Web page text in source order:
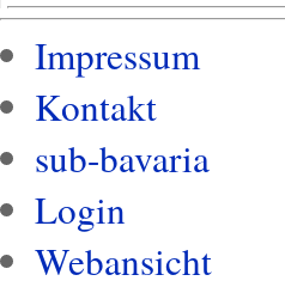
Impressum
Kontakt
sub-bavaria
Login
Webansicht